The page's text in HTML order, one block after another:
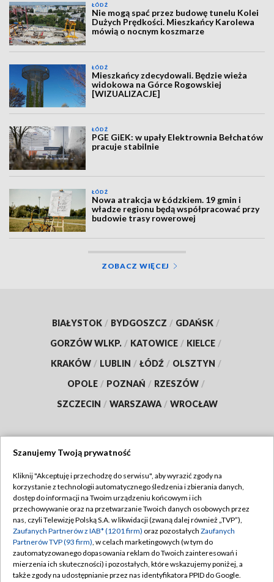
ŁÓDŹ
Nie mogą spać przez budowę tunelu Kolei
Dużych Prędkości. Mieszkańcy Karolewa
mówią o nocnym koszmarze
ŁÓDŹ
Mieszkańcy zdecydowali. Będzie wieża
widokowa na Górce Rogowskiej
[WIZUALIZACJE]
ŁÓDŹ
PGE GiEK: w upały Elektrownia Bełchatów
pracuje stabilnie
ŁÓDŹ
Nowa atrakcja w Łódzkiem. 19 gmin i
władze regionu będą współpracować przy
budowie trasy rowerowej
ZOBACZ WIĘCEJ
BIAŁYSTOK / BYDGOSZCZ / GDAŃSK /
GORZÓW WLKP. / KATOWICE / KIELCE /
KRAKÓW / LUBLIN / ŁÓDŹ / OLSZTYN /
OPOLE / POZNAŃ / RZESZÓW /
SZCZECIN / WARSZAWA / WROCŁAW
TVP
Abonament TVP
Emisja w TVP
Centrum informacji TVP
Naziemna Telewizja Cyfrowa
Regulamin TVP
Polityka prywatności
Moje zgody
Pomoc
Szanujemy Twoją prywatność
Kliknij "Akceptuję i przechodzę do serwisu", aby wyrazić zgody na
korzystanie z technologii automatycznego śledzenia i zbierania danych,
dostęp do informacji na Twoim urządzeniu końcowym i ich
przechowywanie oraz na przetwarzanie Twoich danych osobowych przez
nas, czyli Telewizję Polską S.A. w likwidacji (zwaną dalej również „TVP”),
Zaufanych Partnerów z IAB* (1201 firm) oraz pozostałych Zaufanych
Partnerów TVP (93 firm), w celach marketingowych (w tym do
zautomatyzowanego dopasowania reklam do Twoich zainteresowań i
mierzenia ich skuteczności) i pozostałych, które wskazujemy poniżej, a
także zgody na udostępnianie przez nas identyfikatora PPID do Google.